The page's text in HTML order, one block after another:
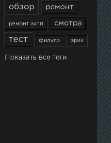
обзор ремонт
ремонт акпп смотра
тест фильтр эрик
Показать все теги